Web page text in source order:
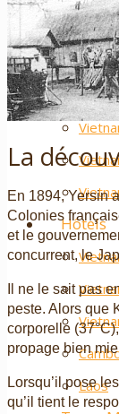
Hôtels
Laos
La
En 1894, Yersin
Colonies
et le
concurrent, le
Il ne le sait pas
peste. Alors que
corporelle
propage bien
Lorsqu’il pose
qu’il tient le